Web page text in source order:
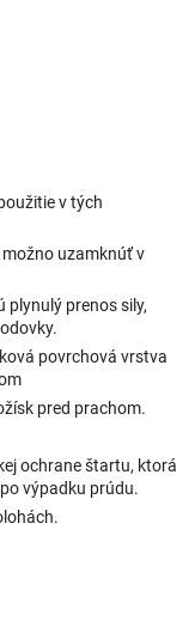
v tých
uzamknúť v
plynulý prenos sily,
povrchová vrstva
pred prachom.
ochrane štartu, ktorá
výpadku prúdu.